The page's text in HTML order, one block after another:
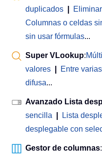
duplicados
Columnas o celdas
sin usar fórmulas...
Super VLookup:
valores
Entre
difusa...
Avanzado Lista
sencilla
Lista
desplegable con
Gestor de columnas: